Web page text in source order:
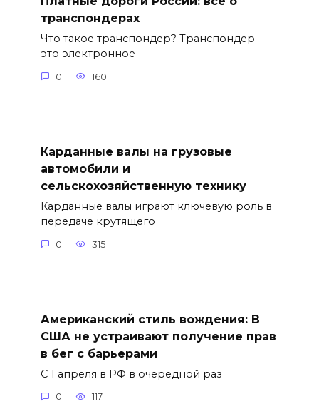
транспондерах
Что такое транспондер? Транспондер —
это электронное
0 160
Карданные валы на грузовые
автомобили и
сельскохозяйственную технику
Карданные валы играют ключевую роль в
передаче крутящего
0 315
Американский стиль вождения: В
США не устраивают получение прав
в бег с барьерами
С 1 апреля в РФ в очередной раз
0 117